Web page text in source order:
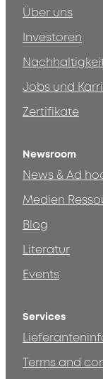
Über uns
Investoren
Jobs und
Zertifikate
Newsroom
News & Ad
Medien
Blog
Literatur
Events
Services
Terms and